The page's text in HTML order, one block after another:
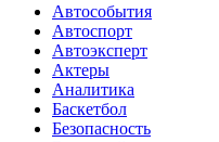
Автособытия
Автоспорт
Автоэксперт
Актеры
Аналитика
Баскетбол
Безопасность